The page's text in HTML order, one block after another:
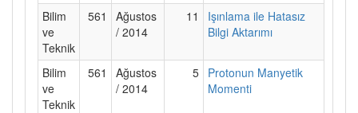
Bilim
ve
Teknik
561
Ağustos
/ 2014
11
Işınlama ile Hatasız
Bilgi Aktarımı
Bilim
ve
Teknik
561
Ağustos
/ 2014
5 Protonun Manyetik
Momenti